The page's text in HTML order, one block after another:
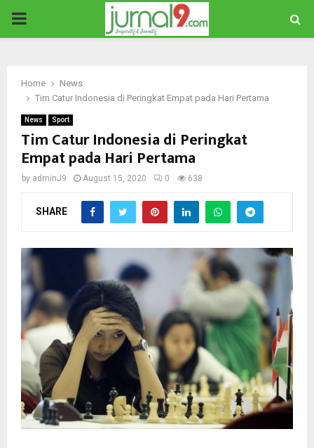
PRIMARY
Home
News
Tim Catur Indonesia di Peringkat Empat pada Hari Pertama
News Sport
Tim Catur Indonesia di Peringkat
Empat pada Hari Pertama
by adminJ9 August 15, 2020 0 638
SHARE